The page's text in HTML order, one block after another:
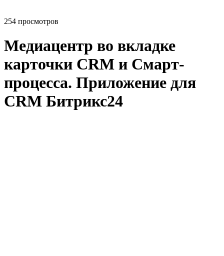
254 просмотров
Медиацентр во вкладке
карточки CRM и Смарт-
процесса. Приложение для
CRM Битрикс24